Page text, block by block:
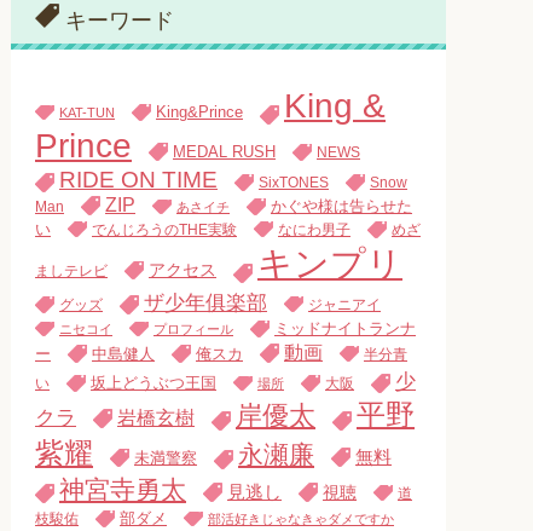
キーワード
KAT-TUN King&Prince
King &
Prince
MEDAL RUSH NEWS
RIDE ON TIME SixTONES
Snow
Man
ZIP あさイチ
かぐや様は告らせた
い
でんじろうのTHE実験 なにわ男子 めざ
ましテレビ アクセス キンプリ
グッズ ザ少年俱楽部 ジャニアイ
ニセコイ プロフィール
ミッドナイトランナ
ー
中島健人 俺スカ 動画
半分青
い
坂上どうぶつ王国 場所 大阪
少
クラ
岩橋玄樹 岸優太
平野
紫耀
未満警察 永瀬廉 無料
神宮寺勇太 見逃し 視聴
道
枝駿佑
部ダメ 部活好きじゃなきゃダメですか